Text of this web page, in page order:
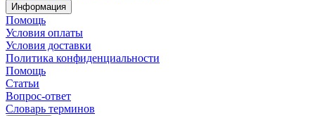
Информация
Помощь
Условия оплаты
Условия доставки
Политика конфиденциальности
Помощь
Статьи
Вопрос-ответ
Словарь терминов